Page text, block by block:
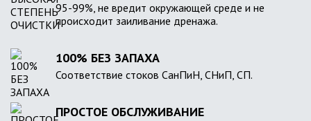
95-99%, не вредит окружающей среде и не
происходит заиливание дренажа.
100% БЕЗ ЗАПАХА
Соответствие стоков СанПиН, СНиП, СП.
ПРОСТОЕ ОБСЛУЖИВАНИЕ